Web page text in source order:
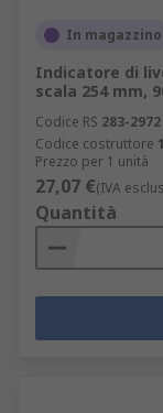
In magazzino
Indicatore di
scala 254 mm,
Codice RS 283-2972
Codice costruttore
Prezzo per 1 unità
27,07 €(IVA
Quantità